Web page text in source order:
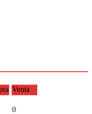
Venta
0